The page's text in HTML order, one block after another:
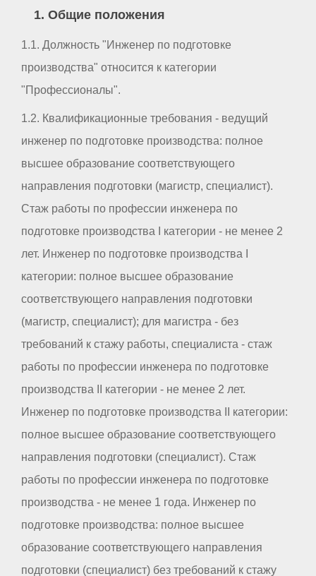
1. Общие положения
1.1. Должность "Инженер по подготовке
производства" относится к категории
"Профессионалы".
1.2. Квалификационные требования - ведущий
инженер по подготовке производства: полное
высшее образование соответствующего
направления подготовки (магистр, специалист).
Стаж работы по профессии инженера по
подготовке производства I категории - не менее 2
лет. Инженер по подготовке производства I
категории: полное высшее образование
соответствующего направления подготовки
(магистр, специалист); для магистра - без
требований к стажу работы, специалиста - стаж
работы по профессии инженера по подготовке
производства II категории - не менее 2 лет.
Инженер по подготовке производства II категории:
полное высшее образование соответствующего
направления подготовки (специалист). Стаж
работы по профессии инженера по подготовке
производства - не менее 1 года. Инженер по
подготовке производства: полное высшее
образование соответствующего направления
подготовки (специалист) без требований к стажу